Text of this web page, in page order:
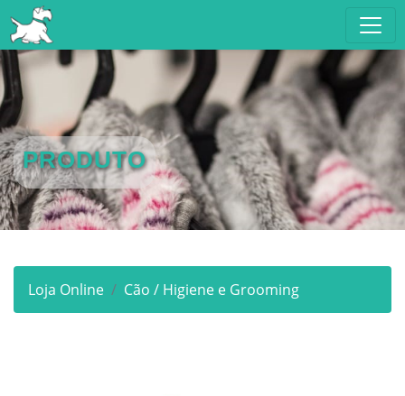
PRODUTO
Loja Online Cão / Higiene e Grooming